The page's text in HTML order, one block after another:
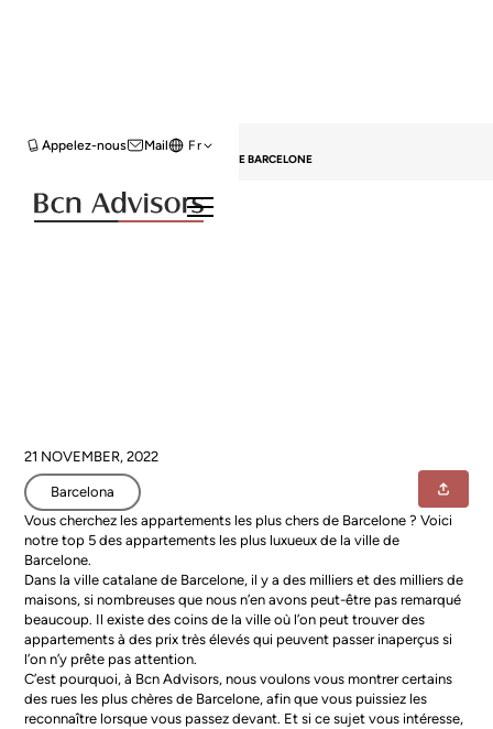
Mail
Appelez-nous Fr
HOME BLOG
BARCELONA
LES 5 APPARTEMENTS LES PLUS CHERS DE BARCELONE
21 NOVEMBER, 2022
Barcelona
Vous cherchez les appartements les plus chers de Barcelone ? Voici
notre top 5 des appartements les plus luxueux de la ville de
Barcelone.
Dans la ville catalane de Barcelone, il y a des milliers et des milliers de
maisons, si nombreuses que nous n’en avons peut-être pas remarqué
beaucoup. Il existe des coins de la ville où l’on peut trouver des
appartements à des prix très élevés qui peuvent passer inaperçus si
l’on n’y prête pas attention.
C’est pourquoi, à Bcn Advisors, nous voulons vous montrer certains
desrues les plus chères de Barcelone, afin que vous puissiez les
reconnaître lorsque vous passez devant. Et si ce sujet vous intéresse,